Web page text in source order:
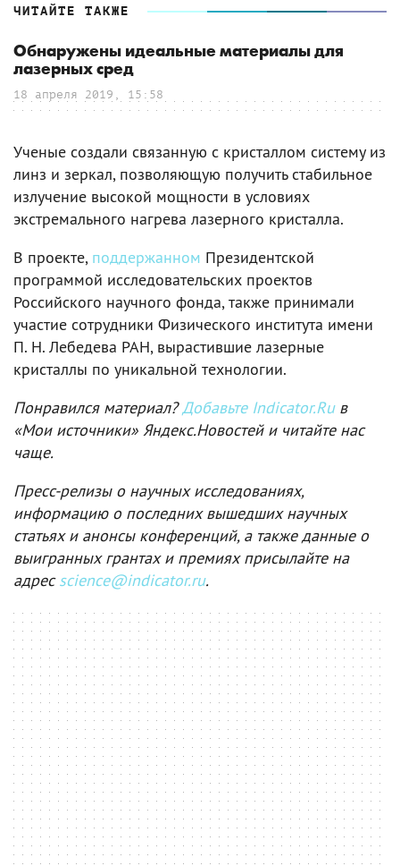
ЧИТАЙТЕ ТАКЖЕ
Обнаружены идеальные материалы для
лазерных сред
18 апреля 2019, 15:58
Ученые создали связанную с кристаллом систему из
линз и зеркал, позволяющую получить стабильное
излучение высокой мощности в условиях
экстремального нагрева лазерного кристалла.
В проекте, поддержанном Президентской
программой исследовательских проектов
Российского научного фонда, также принимали
участие сотрудники Физического института имени
П. Н. Лебедева РАН, вырастившие лазерные
кристаллы по уникальной технологии.
Понравился материал?Добавьте Indicator.Ruв
«Мои источники» Яндекс.Новостей и читайте нас
чаще.
Пресс-релизы о научных исследованиях,
информацию о последних вышедших научных
статьях и анонсы конференций, а также данные о
выигранных грантах и премиях присылайте на
адресscience@indicator.ru.